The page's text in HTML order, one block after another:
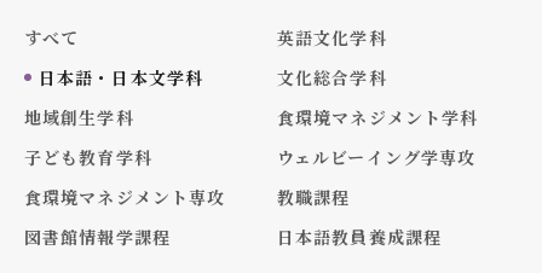
すべて
英語文化学科
日本語・日本文学科
文化総合学科
地域創生学科
食環境マネジメント学科
子ども教育学科
ウェルビーイング学専攻
食環境マネジメント専攻
教職課程
図書館情報学課程
日本語教員養成課程